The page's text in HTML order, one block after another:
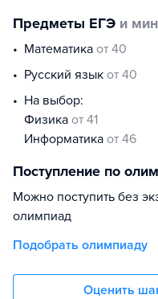
Предметы ЕГЭ и
математика от 40
русский язык от 40
На выбор:
физика от 41
информатика от 46
Поступление по
Можно поступить без
олимпиад
Подобрать олимпиаду
Оценить